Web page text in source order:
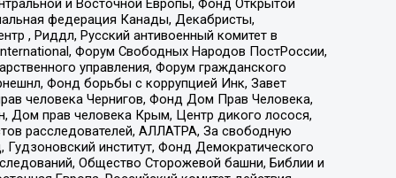
и Восточной Европы, Фонд Открытой
федерация Канады, Декабристы,
, Риддл, Русский антивоенный комитет в
Форум Свободных Народов ПостРоссии,
управления, Форум гражданского
Фонд борьбы с коррупцией Инк, Завет
человека Чернигов, Фонд Дом Прав Человека,
Дом прав человека Крым, Центр дикого лосося,
расследователей, АЛЛАТРА, За свободную
институт, Фонд Демократического
Общество Сторожевой башни, Библии и